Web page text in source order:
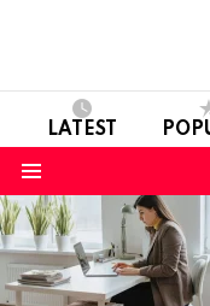
LATEST
LATEST
STORIES